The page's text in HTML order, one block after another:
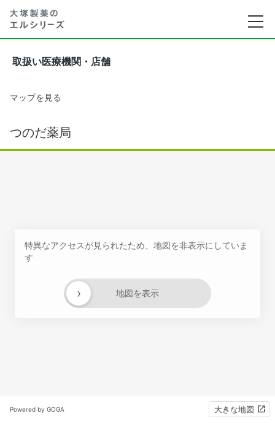
取扱い医療機関・店舗
マップを見る
つのだ薬局
特異なアクセスが見られたため、地図を非表示にしていま
す
地図を表示
›
Powered by GOGA 大きな地図